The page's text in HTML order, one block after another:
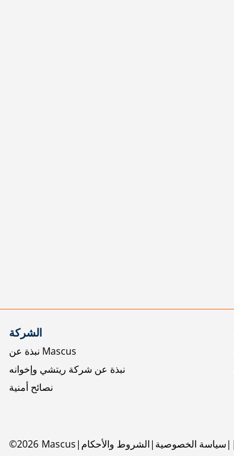
الشركة
نبذة عن Mascus
نبذة عن شركة ريتشي وإخوانه
نصائح أمنية
©2026 Mascus الشروط والأحكام سياسة الخصوصية